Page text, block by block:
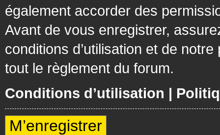
également accorder des
Avant de vous enregistrer,
conditions d’utilisation et de
tout le règlement du forum.
Conditions d’utilisation |
M’enregistrer